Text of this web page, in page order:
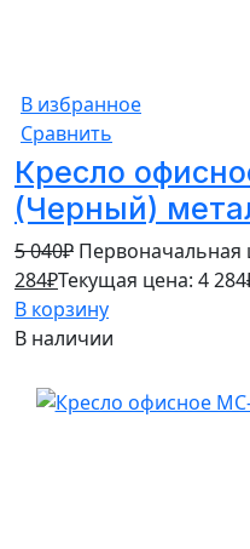
В избранное
Сравнить
Кресло
(Черный)
5 040₽ Первоначальная
284₽Текущая цена: 4
В корзину
В наличии